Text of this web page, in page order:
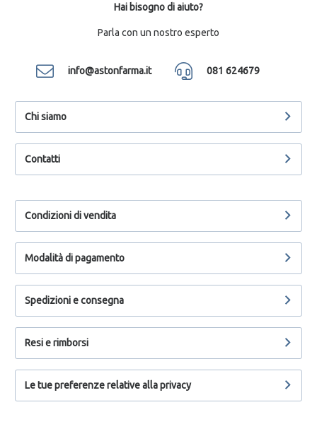
Hai bisogno di aiuto?
Parla con un nostro esperto
info@astonfarma.it 081 624679
Chi siamo
Contatti
Condizioni di vendita
Modalità di pagamento
Spedizioni e consegna
Resi e rimborsi
Le tue preferenze relative alla privacy